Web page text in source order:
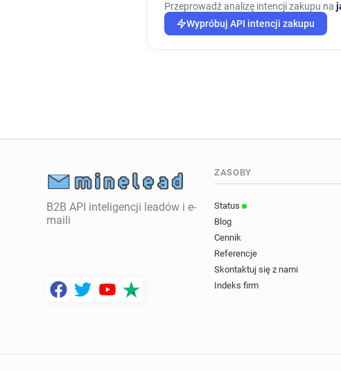
Przeprowadź analizę intencji zakupu na
Wypróbuj API intencji zakupu
B2B API inteligencji leadów i e-
maili
ZASOBY
Status
Blog
Cennik
Referencje
Skontaktuj się z nami
Indeks firm